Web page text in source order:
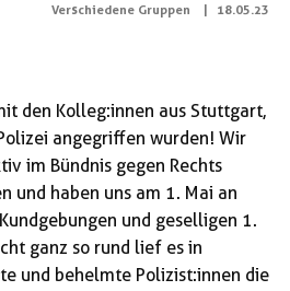
Verschiedene Gruppen | 18.05.23
den Kolleg:innen aus Stuttgart,
angegriffen wurden! Wir
im Bündnis gegen Rechts
und haben uns am 1. Mai an
und geselligen 1.
ganz so rund lief es in
und behelmte Polizist:innen die